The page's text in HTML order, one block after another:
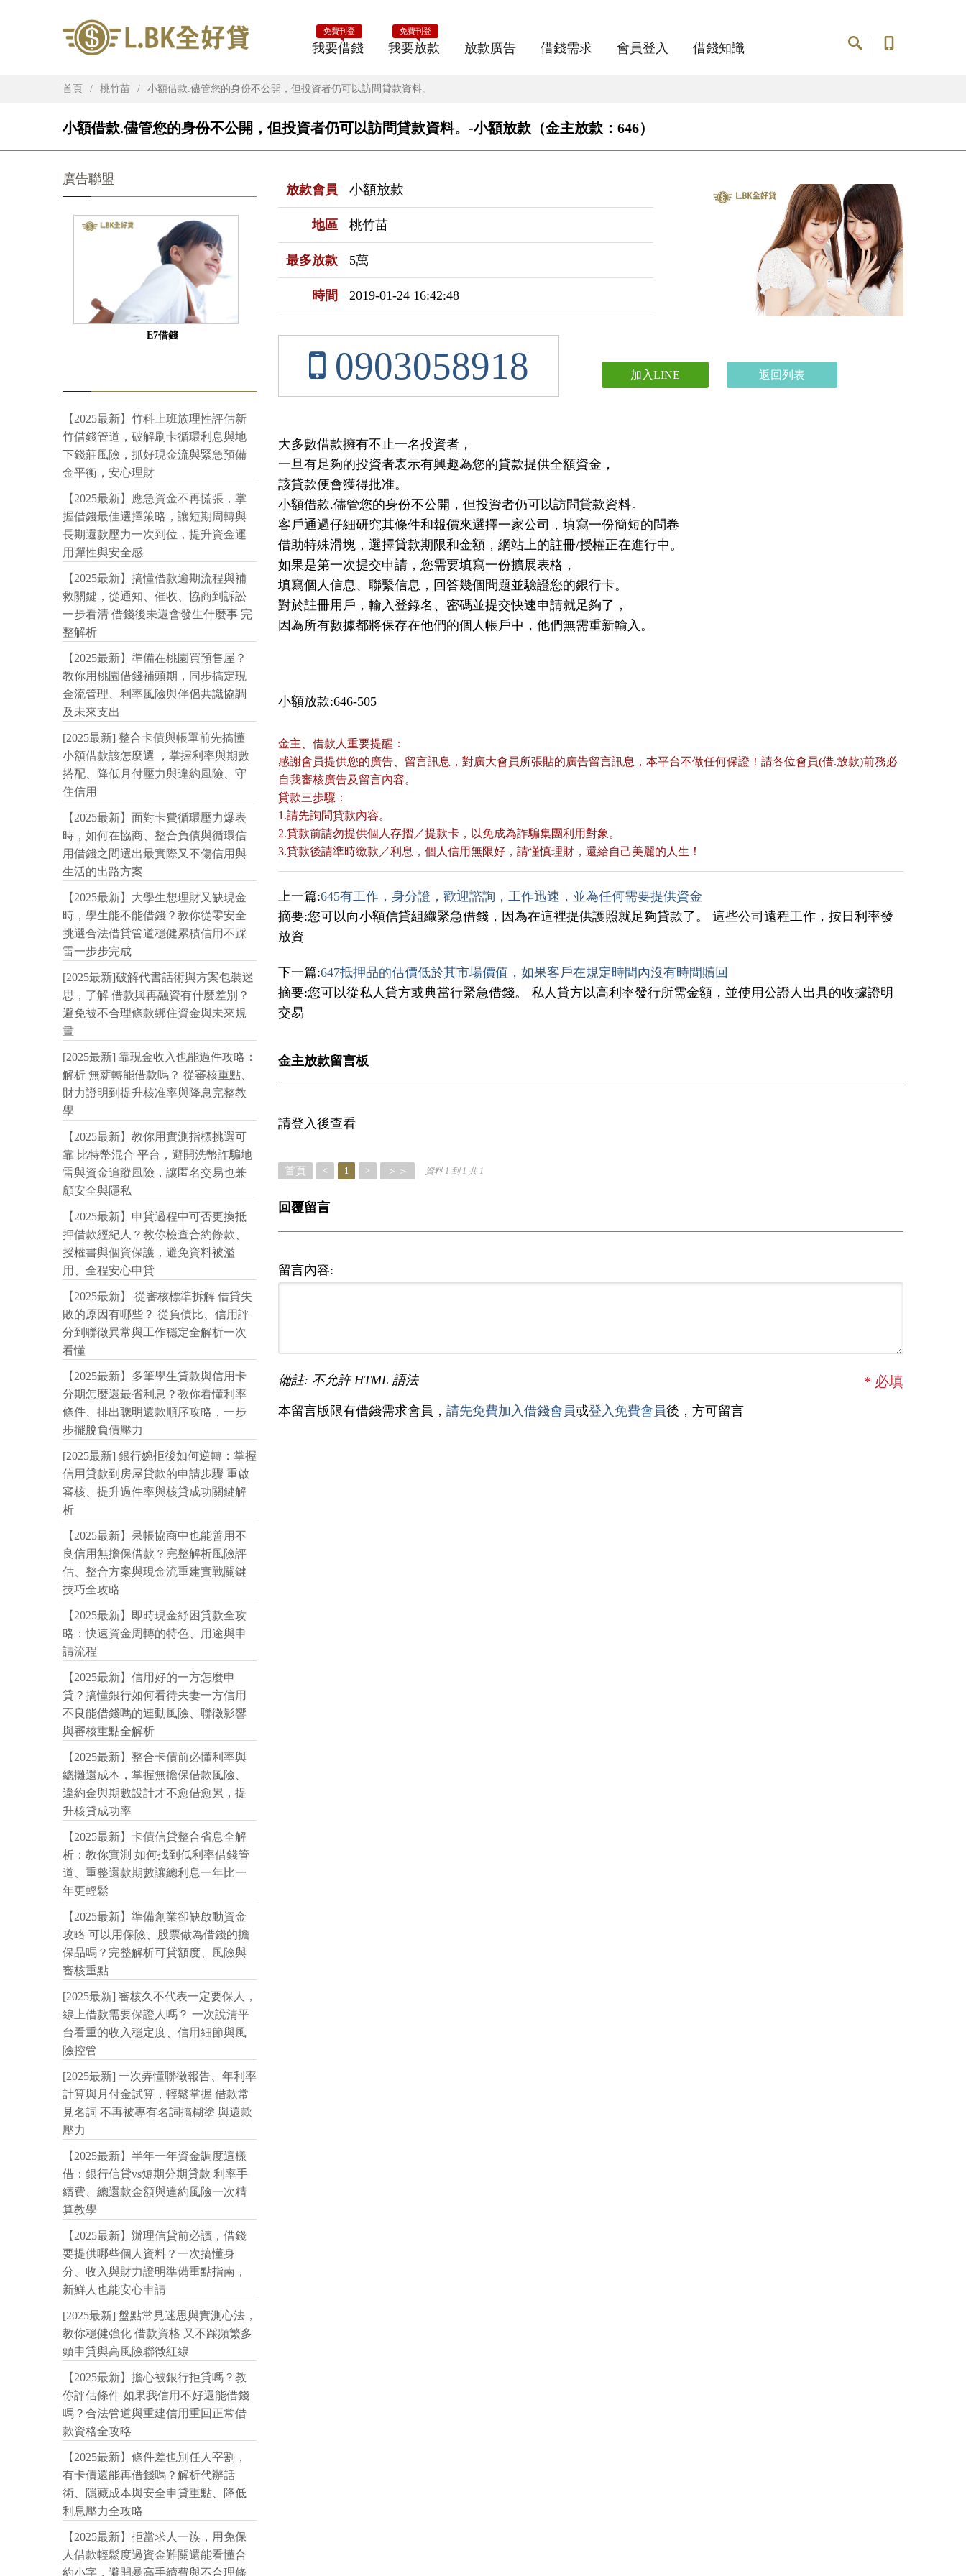
我要借錢
免費刊登
我要放款
免費刊登
放款廣告 借錢需求 會員登入 借錢知識
首頁 桃竹苗 小額借款.儘管您的身份不公開，但投資者仍可以訪問貸款資料。
小額借款.儘管您的身份不公開，但投資者仍可以訪問貸款資料。-小額放款（金主放款：646）
放款會員 小額放款
地區 桃竹苗
最多放款 5萬
時間 2019-01-24 16:42:48
0903058918 加入LINE 返回列表
大多數借款擁有不止一名投資者，
一旦有足夠的投資者表示有興趣為您的貸款提供全額資金，
該貸款便會獲得批准。
小額借款.儘管您的身份不公開，但投資者仍可以訪問貸款資料。
客戶通過仔細研究其條件和報價來選擇一家公司，填寫一份簡短的問卷
借助特殊滑塊，選擇貸款期限和金額，網站上的註冊/授權正在進行中。
如果是第一次提交申請，您需要填寫一份擴展表格，
填寫個人信息、聯繫信息，回答幾個問題並驗證您的銀行卡。
對於註冊用戶，輸入登錄名、密碼並提交快速申請就足夠了，
因為所有數據都將保存在他們的個人帳戶中，他們無需重新輸入。
小額放款:646-505
金主、借款人重要提醒：
感謝會員提供您的廣告、留言訊息，對廣大會員所張貼的廣告留言訊息，本平台不做任何保證！請各位會員(借.放款)前務必
自我審核廣告及留言內容。
貸款三歩驟：
1.請先詢問貸款內容。
2.貸款前請勿提供個人存摺／提款卡，以免成為詐騙集團利用對象。
3.貸款後請準時繳款／利息，個人信用無限好，請慬慎理財，還給自己美麗的人生！
上一篇:645有工作，身分證，歡迎諮詢，工作迅速，並為任何需要提供資金
摘要:您可以向小額信貸組織緊急借錢，因為在這裡提供護照就足夠貸款了。 這些公司遠程工作，按日利率發
放資
下一篇:647抵押品的估價低於其市場價值，如果客戶在規定時間內沒有時間贖回
摘要:您可以從私人貸方或典當行緊急借錢。 私人貸方以高利率發行所需金額，並使用公證人出具的收據證明
交易
金主放款留言板
請登入後查看
首頁 < 1 > ＞＞ 資料 1 到 1 共 1
回覆留言
留言內容:
備註: 不允許 HTML 語法 * 必填
本留言版限有借錢需求會員， 請先免費加入借錢會員或登入免費會員後，方可留言
廣告聯盟
E7借錢
【2025最新】竹科上班族理性評估新
竹借錢管道，破解刷卡循環利息與地
下錢莊風險，抓好現金流與緊急預備
金平衡，安心理財
【2025最新】應急資金不再慌張，掌
握借錢最佳選擇策略，讓短期周轉與
長期還款壓力一次到位，提升資金運
用彈性與安全感
【2025最新】搞懂借款逾期流程與補
救關鍵，從通知、催收、協商到訴訟
一步看清 借錢後未還會發生什麼事 完
整解析
【2025最新】準備在桃園買預售屋？
教你用桃園借錢補頭期，同步搞定現
金流管理、利率風險與伴侶共識協調
及未來支出
[2025最新] 整合卡債與帳單前先搞懂
小額借款該怎麼選 ，掌握利率與期數
搭配、降低月付壓力與違約風險、守
住信用
【2025最新】面對卡費循環壓力爆表
時，如何在協商、整合負債與循環信
用借錢之間選出最實際又不傷信用與
生活的出路方案
【2025最新】大學生想理財又缺現金
時，學生能不能借錢？教你從零安全
挑選合法借貸管道穩健累積信用不踩
雷一步步完成
[2025最新]破解代書話術與方案包裝迷
思，了解 借款與再融資有什麼差別？
避免被不合理條款綁住資金與未來規
畫
[2025最新] 靠現金收入也能過件攻略：
解析 無薪轉能借款嗎？ 從審核重點、
財力證明到提升核准率與降息完整教
學
【2025最新】教你用實測指標挑選可
靠 比特幣混合 平台，避開洗幣詐騙地
雷與資金追蹤風險，讓匿名交易也兼
顧安全與隱私
【2025最新】申貸過程中可否更換抵
押借款經紀人？教你檢查合約條款、
授權書與個資保護，避免資料被濫
用、全程安心申貸
【2025最新】 從審核標準拆解 借貸失
敗的原因有哪些？ 從負債比、信用評
分到聯徵異常與工作穩定全解析一次
看懂
【2025最新】多筆學生貸款與信用卡
分期怎麼還最省利息？教你看懂利率
條件、排出聰明還款順序攻略，一步
步擺脫負債壓力
[2025最新] 銀行婉拒後如何逆轉：掌握
信用貸款到房屋貸款的申請步驟 重啟
審核、提升過件率與核貸成功關鍵解
析
【2025最新】呆帳協商中也能善用不
良信用無擔保借款？完整解析風險評
估、整合方案與現金流重建實戰關鍵
技巧全攻略
【2025最新】即時現金紓困貸款全攻
略：快速資金周轉的特色、用途與申
請流程
【2025最新】信用好的一方怎麼申
貸？搞懂銀行如何看待夫妻一方信用
不良能借錢嗎的連動風險、聯徵影響
與審核重點全解析
【2025最新】整合卡債前必懂利率與
總攤還成本，掌握無擔保借款風險、
違約金與期數設計才不愈借愈累，提
升核貸成功率
【2025最新】卡債信貸整合省息全解
析：教你實測 如何找到低利率借錢管
道、重整還款期數讓總利息一年比一
年更輕鬆
【2025最新】準備創業卻缺啟動資金
攻略 可以用保險、股票做為借錢的擔
保品嗎？完整解析可貸額度、風險與
審核重點
[2025最新] 審核久不代表一定要保人，
線上借款需要保證人嗎？ 一次說清平
台看重的收入穩定度、信用細節與風
險控管
[2025最新] 一次弄懂聯徵報告、年利率
計算與月付金試算，輕鬆掌握 借款常
見名詞 不再被專有名詞搞糊塗 與還款
壓力
【2025最新】半年一年資金調度這樣
借：銀行信貸vs短期分期貸款 利率手
續費、總還款金額與違約風險一次精
算教學
【2025最新】辦理信貸前必讀，借錢
要提供哪些個人資料？一次搞懂身
分、收入與財力證明準備重點指南，
新鮮人也能安心申請
[2025最新] 盤點常見迷思與實測心法，
教你穩健強化 借款資格 又不踩頻繁多
頭申貸與高風險聯徵紅線
【2025最新】擔心被銀行拒貸嗎？教
你評估條件 如果我信用不好還能借錢
嗎？合法管道與重建信用重回正常借
款資格全攻略
【2025最新】條件差也別任人宰割，
有卡債還能再借錢嗎？解析代辦話
術、隱藏成本與安全申貸重點、降低
利息壓力全攻略
【2025最新】拒當求人一族，用免保
人借款輕鬆度過資金難關還能看懂合
約小字，避開暴高手續費與不合理條